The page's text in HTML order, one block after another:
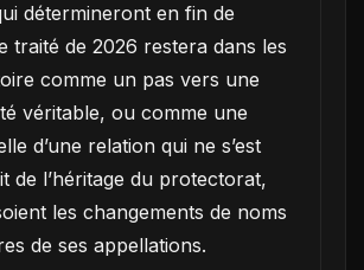
détermineront en fin de
traité de 2026 restera dans les
comme un pas vers une
véritable, ou comme une
d’une relation qui ne s’est
de l’héritage du protectorat,
les changements de noms
de ses appellations.